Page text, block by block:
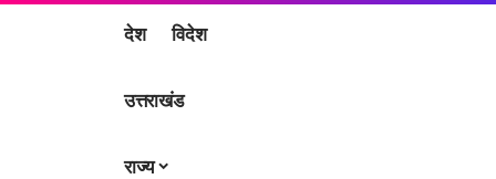
देश विदेश
उत्तराखंड
राज्य